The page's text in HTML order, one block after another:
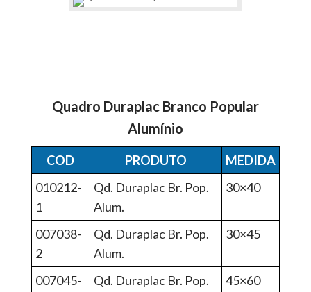
Quadro Duraplac Branco Popular
Alumínio
COD PRODUTO
MEDIDA
010212-
1
Qd. Duraplac Br. Pop.
Alum.
30×40
007038-
2
Qd. Duraplac Br. Pop.
Alum.
30×45
007045-
Qd. Duraplac Br. Pop.
45×60